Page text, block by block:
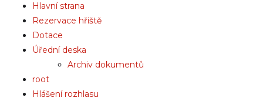
Hlavní strana
Rezervace hřiště
Dotace
Úřední deska
Archiv dokumentů
root
Hlášení rozhlasu